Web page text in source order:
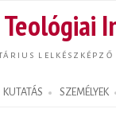
LELKÉSZKÉPZŐ
KUTATÁS SZEMÉLYEK